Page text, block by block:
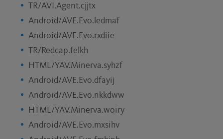
TR/AVI.Agent.cjjtx
Android/AVE.Evo.ledmaf
Android/AVE.Evo.rxdiie
TR/Redcap.felkh
HTML/YAV.Minerva.syhzf
Android/AVE.Evo.dfayij
Android/AVE.Evo.nkkdww
HTML/YAV.Minerva.woiry
Android/AVE.Evo.mxsihv